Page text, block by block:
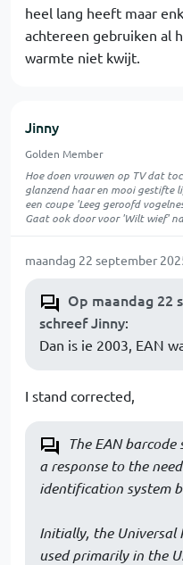
heel lang heeft maar
achtereen gebruiken al
warmte niet kwijt.
Jinny
Golden Member
Hoe doen vrouwen op TV dat
glanzend haar en mooi gestifte
een coupe 'Leeg geroofd
Gaat ook door voor 'Wilt wief'
maandag 22 september
Op maandag 22
schreef Jinny:
Dan is ie 2003, EAN
I stand corrected,
The EAN
a response to the
identification system
Initially, the Universal
used primarily in the